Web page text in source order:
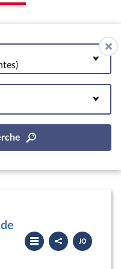
Partager
le
compte
Télécharger
le
PDF